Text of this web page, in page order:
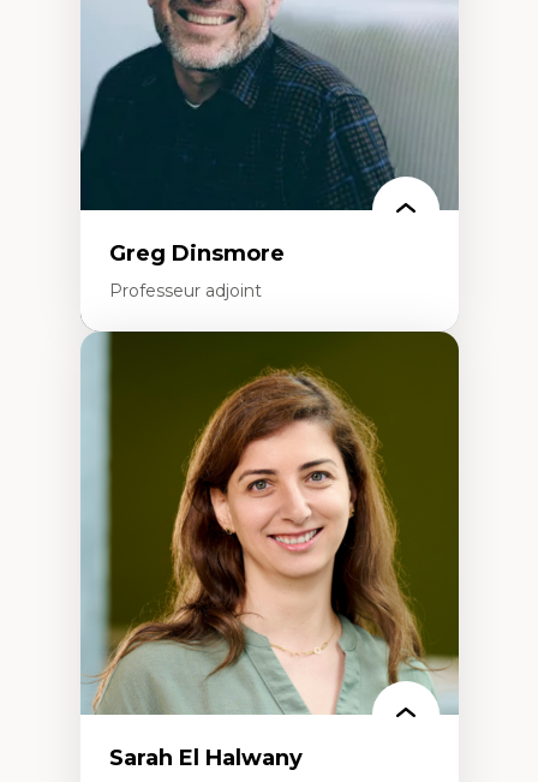
Formation à l’enseignement en contexte
francophone minoritaire
Identité linguistique et culturelle
Recherche-action et approches
participatives
Leadership éducatif et pratiques réflexives
Éducation durable et bien-être en
Greg Dinsmore
Professeur adjoint
Fragmentation des auditoires médiatiques
Analyse multi-plateforme des auditoires
médiatiques
Analyse des comportements numériques à
travers les données massives et l’IA
Recherche quantitative et qualitative sur
les auditoires médiatiques
Épistémologie des techniques de recherche
numérique et l’IA
Théorie des droits de la personne
La pensée politique d’Hannah Arendt
La pensée politique à l’ère numérique
Justice internationale et normes
internationales
Sarah El Halwany